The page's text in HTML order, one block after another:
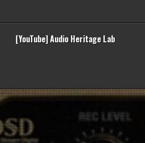
[YouTube] Audio Heritage Lab